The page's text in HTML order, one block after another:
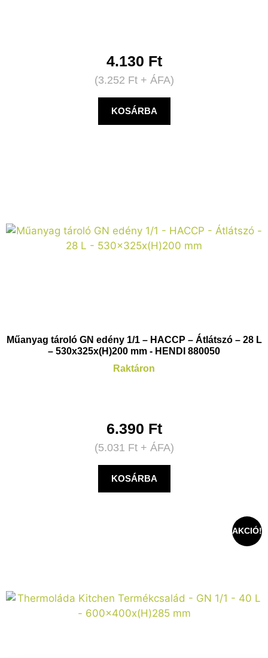
4.130 Ft
(3.252 Ft+ ÁFA)
KOSÁRBA
Műanyag tároló GN edény 1/1 – HACCP – Átlátszó – 28 L
– 530x325x(H)200 mm - HENDI 880050
Raktáron
6.390 Ft
(5.031 Ft+ ÁFA)
KOSÁRBA
AKCIÓ!